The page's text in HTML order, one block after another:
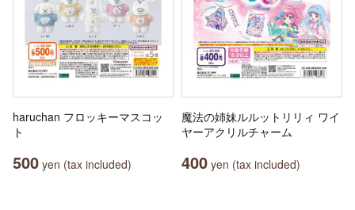
haruchan フロッキーマスコッ
ト
500 yen (tax included)
魔法の姉妹ルルットリリィ ワイ
ヤーアクリルチャーム
400 yen (tax included)